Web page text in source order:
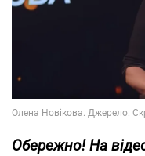
Обережно! На